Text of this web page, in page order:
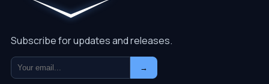
Subscribe for updates and releases.
→